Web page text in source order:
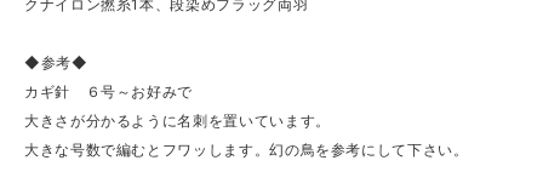
クナイロン撚糸1本、段染めフラッグ両羽
◆参考◆
カギ針 ６号～お好みで
大きさが分かるように名刺を置いています。
大きな号数で編むとフワッします。幻の鳥を参考にして下さい。